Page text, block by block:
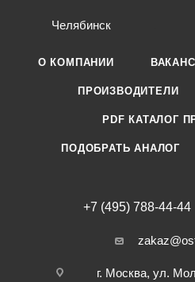
Челябинск
О КОМПАНИИ
ПРОИЗВОДИТЕЛИ
PDF КАТАЛОГ
ПОДОБРАТЬ АНАЛОГ
+7 (495) 788-44-44
г. Москва, ул.